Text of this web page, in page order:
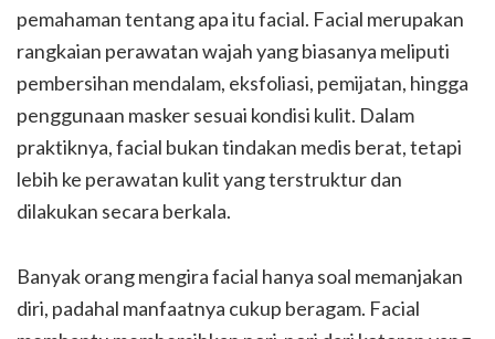
pemahaman tentang apa itu facial. Facial merupakan
rangkaian perawatan wajah yang biasanya meliputi
pembersihan mendalam, eksfoliasi, pemijatan, hingga
penggunaan masker sesuai kondisi kulit. Dalam
praktiknya, facial bukan tindakan medis berat, tetapi
lebih ke perawatan kulit yang terstruktur dan
dilakukan secara berkala.
Banyak orang mengira facial hanya soal memanjakan
diri, padahal manfaatnya cukup beragam. Facial